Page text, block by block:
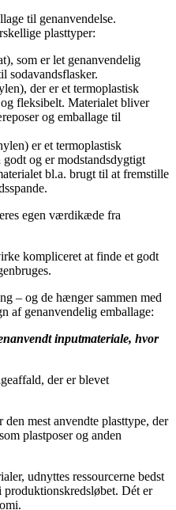
til genanvendelse.
plasttyper:
som er let genanvendelig
sodavandsflasker.
der er et termoplastisk
fleksibelt. Materialet bliver
og emballage til
er et termoplastisk
og er modstandsdygtigt
bl.a. brugt til at fremstille
egen værdikæde fra
kompliceret at finde et godt
– og de hænger sammen med
af genanvendelig emballage:
inputmateriale, hvor
der er blevet
mest anvendte plasttype, der
plastposer og anden
udnyttes ressourcerne bedst
Dét er